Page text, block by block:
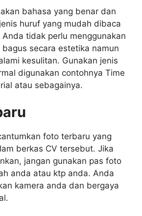
bahasa yang benar dan
huruf yang mudah dibaca
tidak perlu menggunakan
secara estetika namun
kesulitan. Gunakan jenis
digunakan contohnya Time
atau sebagainya.
foto terbaru yang
berkas CV tersebut. Jika
jangan gunakan pas foto
anda atau ktp anda. Anda
kamera anda dan bergaya